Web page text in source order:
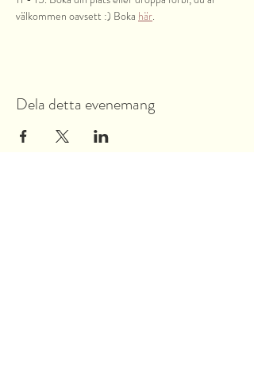
välkommen oavsett :) Boka här.
Dela detta evenemang